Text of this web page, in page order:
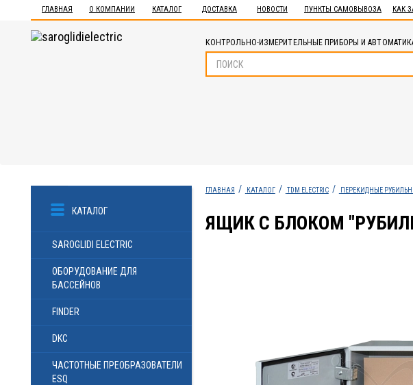
ГЛАВНАЯ О КОМПАНИИ КАТАЛОГ ДОСТАВКА НОВОСТИ ПУНКТЫ САМОВЫВОЗА КАК
КОНТРОЛЬНО-ИЗМЕРИТЕЛЬНЫЕ ПРИБОРЫ И
КАТАЛОГ
SAROGLIDI ELECTRIC
ОБОРУДОВАНИЕ ДЛЯ
БАССЕЙНОВ
FINDER
DKC
ЧАСТОТНЫЕ ПРЕОБРАЗОВАТЕЛИ
ESQ
ГЛАВНАЯ КАТАЛОГ TDM ELECTRIC ПЕРЕКИДНЫЕ
ЯЩИК С БЛОКОМ